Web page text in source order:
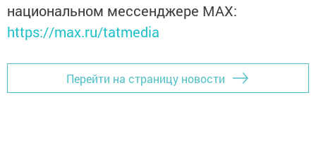
национальном мессенджере MАХ:
https://max.ru/tatmedia
Перейти на страницу новости